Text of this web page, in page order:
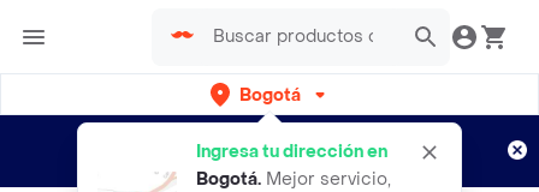
Bogotá
Ingresa tu dirección en
Bogotá. Mejor servicio,
envíos gratis por semanas
Aplican TyC